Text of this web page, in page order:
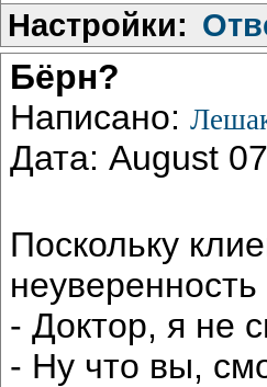
Настройки:
Бёрн?
Написано:
Дата: August
Поскольку
- Доктор, я не
- Ну что вы,